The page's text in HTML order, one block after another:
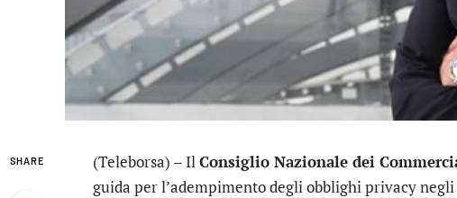
SHARE (Teleborsa) – IlConsiglio Nazionale dei
guida per l’adempimento degli obblighi privacy